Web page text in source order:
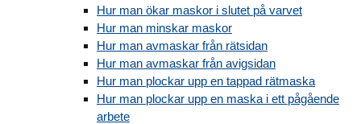
Hur man ökar maskor i slutet på varvet
Hur man minskar maskor
Hur man avmaskar från rätsidan
Hur man avmaskar från avigsidan
Hur man plockar upp en tappad rätmaska
Hur man plockar upp en maska i ett pågående
arbete